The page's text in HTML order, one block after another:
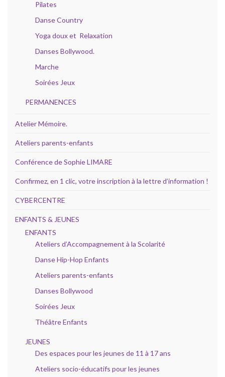
Pilates
Danse Country
Yoga doux et Relaxation
Danses Bollywood.
Marche
Soirées Jeux
PERMANENCES
Atelier Mémoire.
Ateliers parents-enfants
Conférence de Sophie LIMARE
Confirmez, en 1 clic, votre inscription à la lettre d’information !
CYBERCENTRE
ENFANTS & JEUNES
ENFANTS
Ateliers d’Accompagnement à la Scolarité
Danse Hip-Hop Enfants
Ateliers parents-enfants
Danses Bollywood
Soirées Jeux
Théâtre Enfants
JEUNES
Des espaces pour les jeunes de 11 à 17 ans
Ateliers socio-éducatifs pour les jeunes